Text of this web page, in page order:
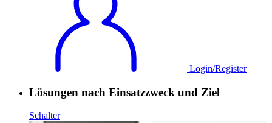
Login/Register
Lösungen nach Einsatzzweck und Ziel
Schalter